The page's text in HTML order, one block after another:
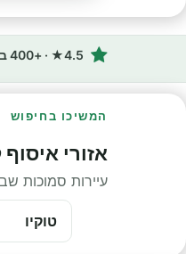
4.5★ · +400 ביקורות Google
המשיכו בחיפוש
אזורי
עיירות סמוכות
טוקיו